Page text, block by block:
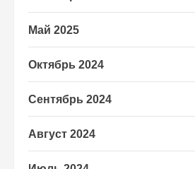
Май 2025
Октябрь 2024
Сентябрь 2024
Август 2024